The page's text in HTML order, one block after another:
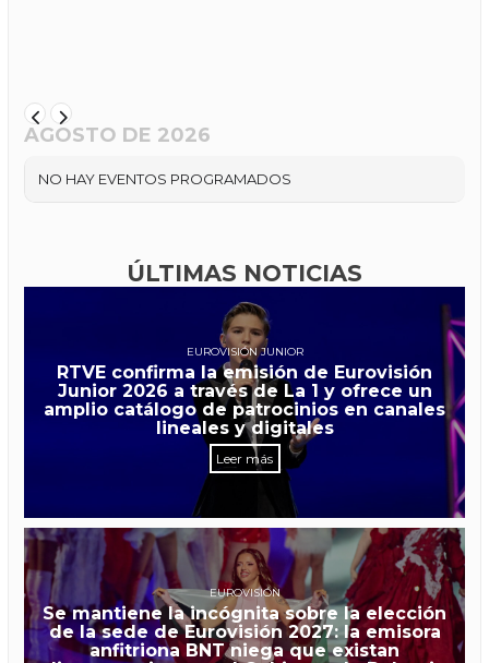
AGOSTO DE 2026
NO HAY EVENTOS PROGRAMADOS
ÚLTIMAS NOTICIAS
EUROVISIÓN JUNIOR
RTVE confirma la emisión de Eurovisión
Junior 2026 a través de La 1 y ofrece un
amplio catálogo de patrocinios en canales
lineales y digitales
Leer más
EUROVISIÓN
Se mantiene la incógnita sobre la elección
de la sede de Eurovisión 2027: la emisora
anfitriona BNT niega que existan